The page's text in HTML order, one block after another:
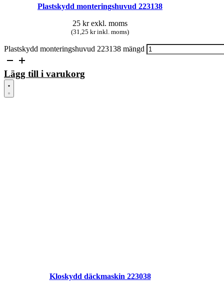
Plastskydd monteringshuvud 223138
25 kr exkl. moms
(31,25 kr inkl. moms)
Plastskydd monteringshuvud 223138 mängd
Lägg till i varukorg
Kloskydd däckmaskin 223038